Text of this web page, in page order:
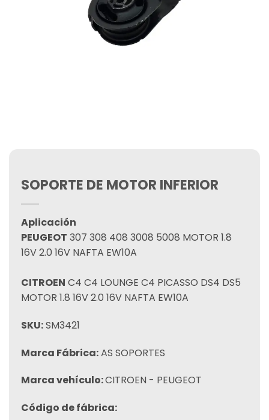
SOPORTE DE MOTOR INFERIOR
Aplicación
PEUGEOT 307 308 408 3008 5008 MOTOR 1.8
16V 2.0 16V NAFTA EW10A
CITROEN C4 C4 LOUNGE C4 PICASSO DS4 DS5
MOTOR 1.8 16V 2.0 16V NAFTA EW10A
SKU:SM3421
Marca Fábrica:AS SOPORTES
Marca vehículo:CITROEN - PEUGEOT
Código de fábrica: